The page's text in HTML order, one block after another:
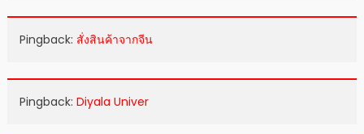
Pingback: สั่งสินค้าจากจีน
Pingback: Diyala Univer